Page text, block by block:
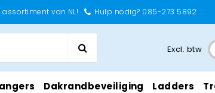
assortiment van NL! Hulp nodig? 085-273 5892
Excl. btw
Dakrandbeveiliging Ladders